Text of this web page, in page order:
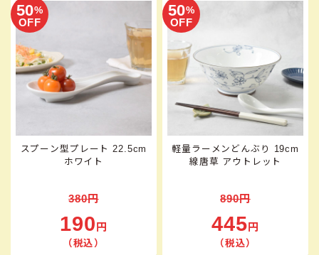
50%
OFF
スプーン型プレート 22.5cm
ホワイト
380円
190 円
（税込）
50%
OFF
軽量ラーメンどんぶり 19cm
線唐草 アウトレット
890円
445 円
（税込）